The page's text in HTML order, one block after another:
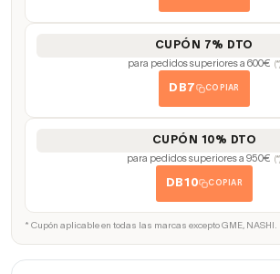
CUPÓN 7% DTO
para pedidos superiores a 600€ (*)
DB7 COPIAR
CUPÓN 10% DTO
para pedidos superiores a 950€ (*)
DB10 COPIAR
* Cupón aplicable en todas las marcas excepto GME, NASHI.